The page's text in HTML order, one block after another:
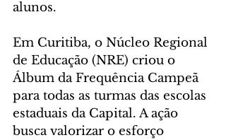
alunos.
Em Curitiba, o Núcleo Regional
de Educação (NRE) criou o
Álbum da Frequência Campeã
para todas as turmas das escolas
estaduais da Capital. A ação
busca valorizar o esforço